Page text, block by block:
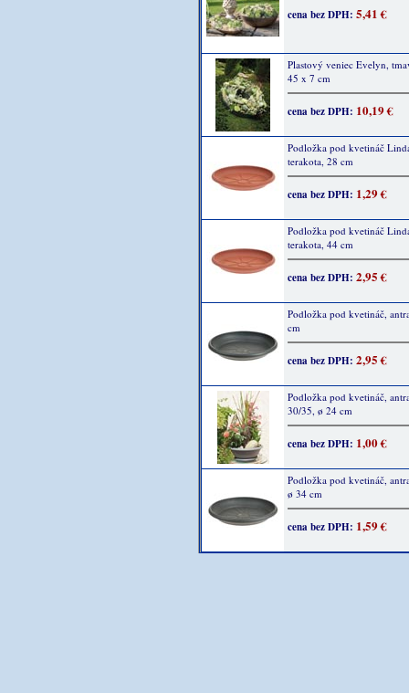
cena bez DPH: 5,41 €
Plastový veniec Evelyn,
45 x 7 cm
cena bez DPH: 10,19 €
Podložka pod kvetináč
terakota, 28 cm
cena bez DPH: 1,29 €
Podložka pod kvetináč
terakota, 44 cm
cena bez DPH: 2,95 €
Podložka pod kvetináč,
cm
cena bez DPH: 2,95 €
Podložka pod kvetináč,
30/35, ø 24 cm
cena bez DPH: 1,00 €
Podložka pod kvetináč,
ø 34 cm
cena bez DPH: 1,59 €